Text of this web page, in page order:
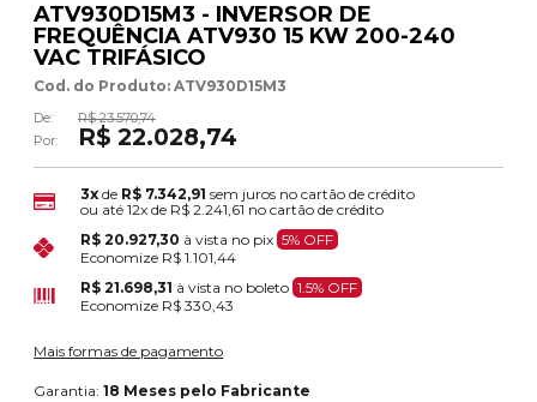
ATV930D15M3 - INVERSOR DE
FREQUÊNCIA ATV930 15 KW 200-240
VAC TRIFÁSICO
Cod. do Produto: ATV930D15M3
De:
R$ 23.570,74
Por:
R$ 22.028,74
3x de R$ 7.342,91 sem juros no cartão de crédito
ou até12x de R$ 2.241,61 no cartão de crédito
R$ 20.927,30 à vista no pix 5% OFF
Economize R$ 1.101,44
R$ 21.698,31 à vista no boleto 1.5% OFF
Economize R$ 330,43
Mais formas de pagamento
Garantia:18 Meses pelo Fabricante